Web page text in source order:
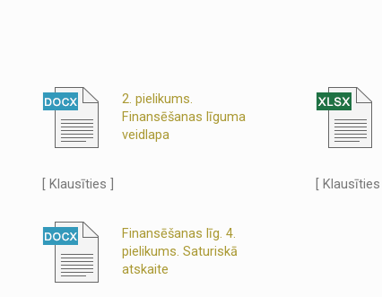
2. pielikums.
Finansēšanas līguma
veidlapa
[ Klausīties ] [ Klausīties ]
Finansēšanas līg. 4.
pielikums. Saturiskā
atskaite